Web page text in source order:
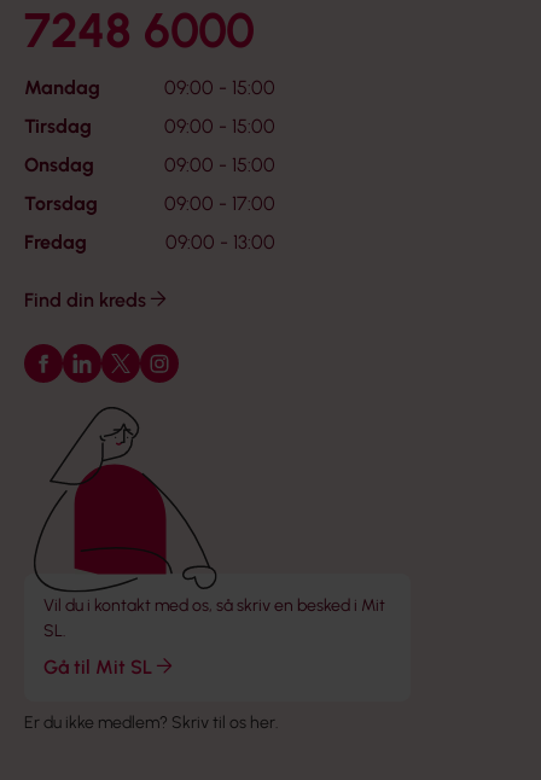
7248 6000
Mandag
09:00 - 15:00
Tirsdag
09:00 - 15:00
Onsdag
09:00 - 15:00
Torsdag
09:00 - 17:00
Fredag
09:00 - 13:00
Find din kreds
Følg os på Facebook
Følg os på LinkedIn
Følg os på X
Følg os på Instagram
Vil du i kontakt med os, så skriv en besked i Mit
SL.
Gå til Mit SL
Er du ikke medlem? Skriv til os her.